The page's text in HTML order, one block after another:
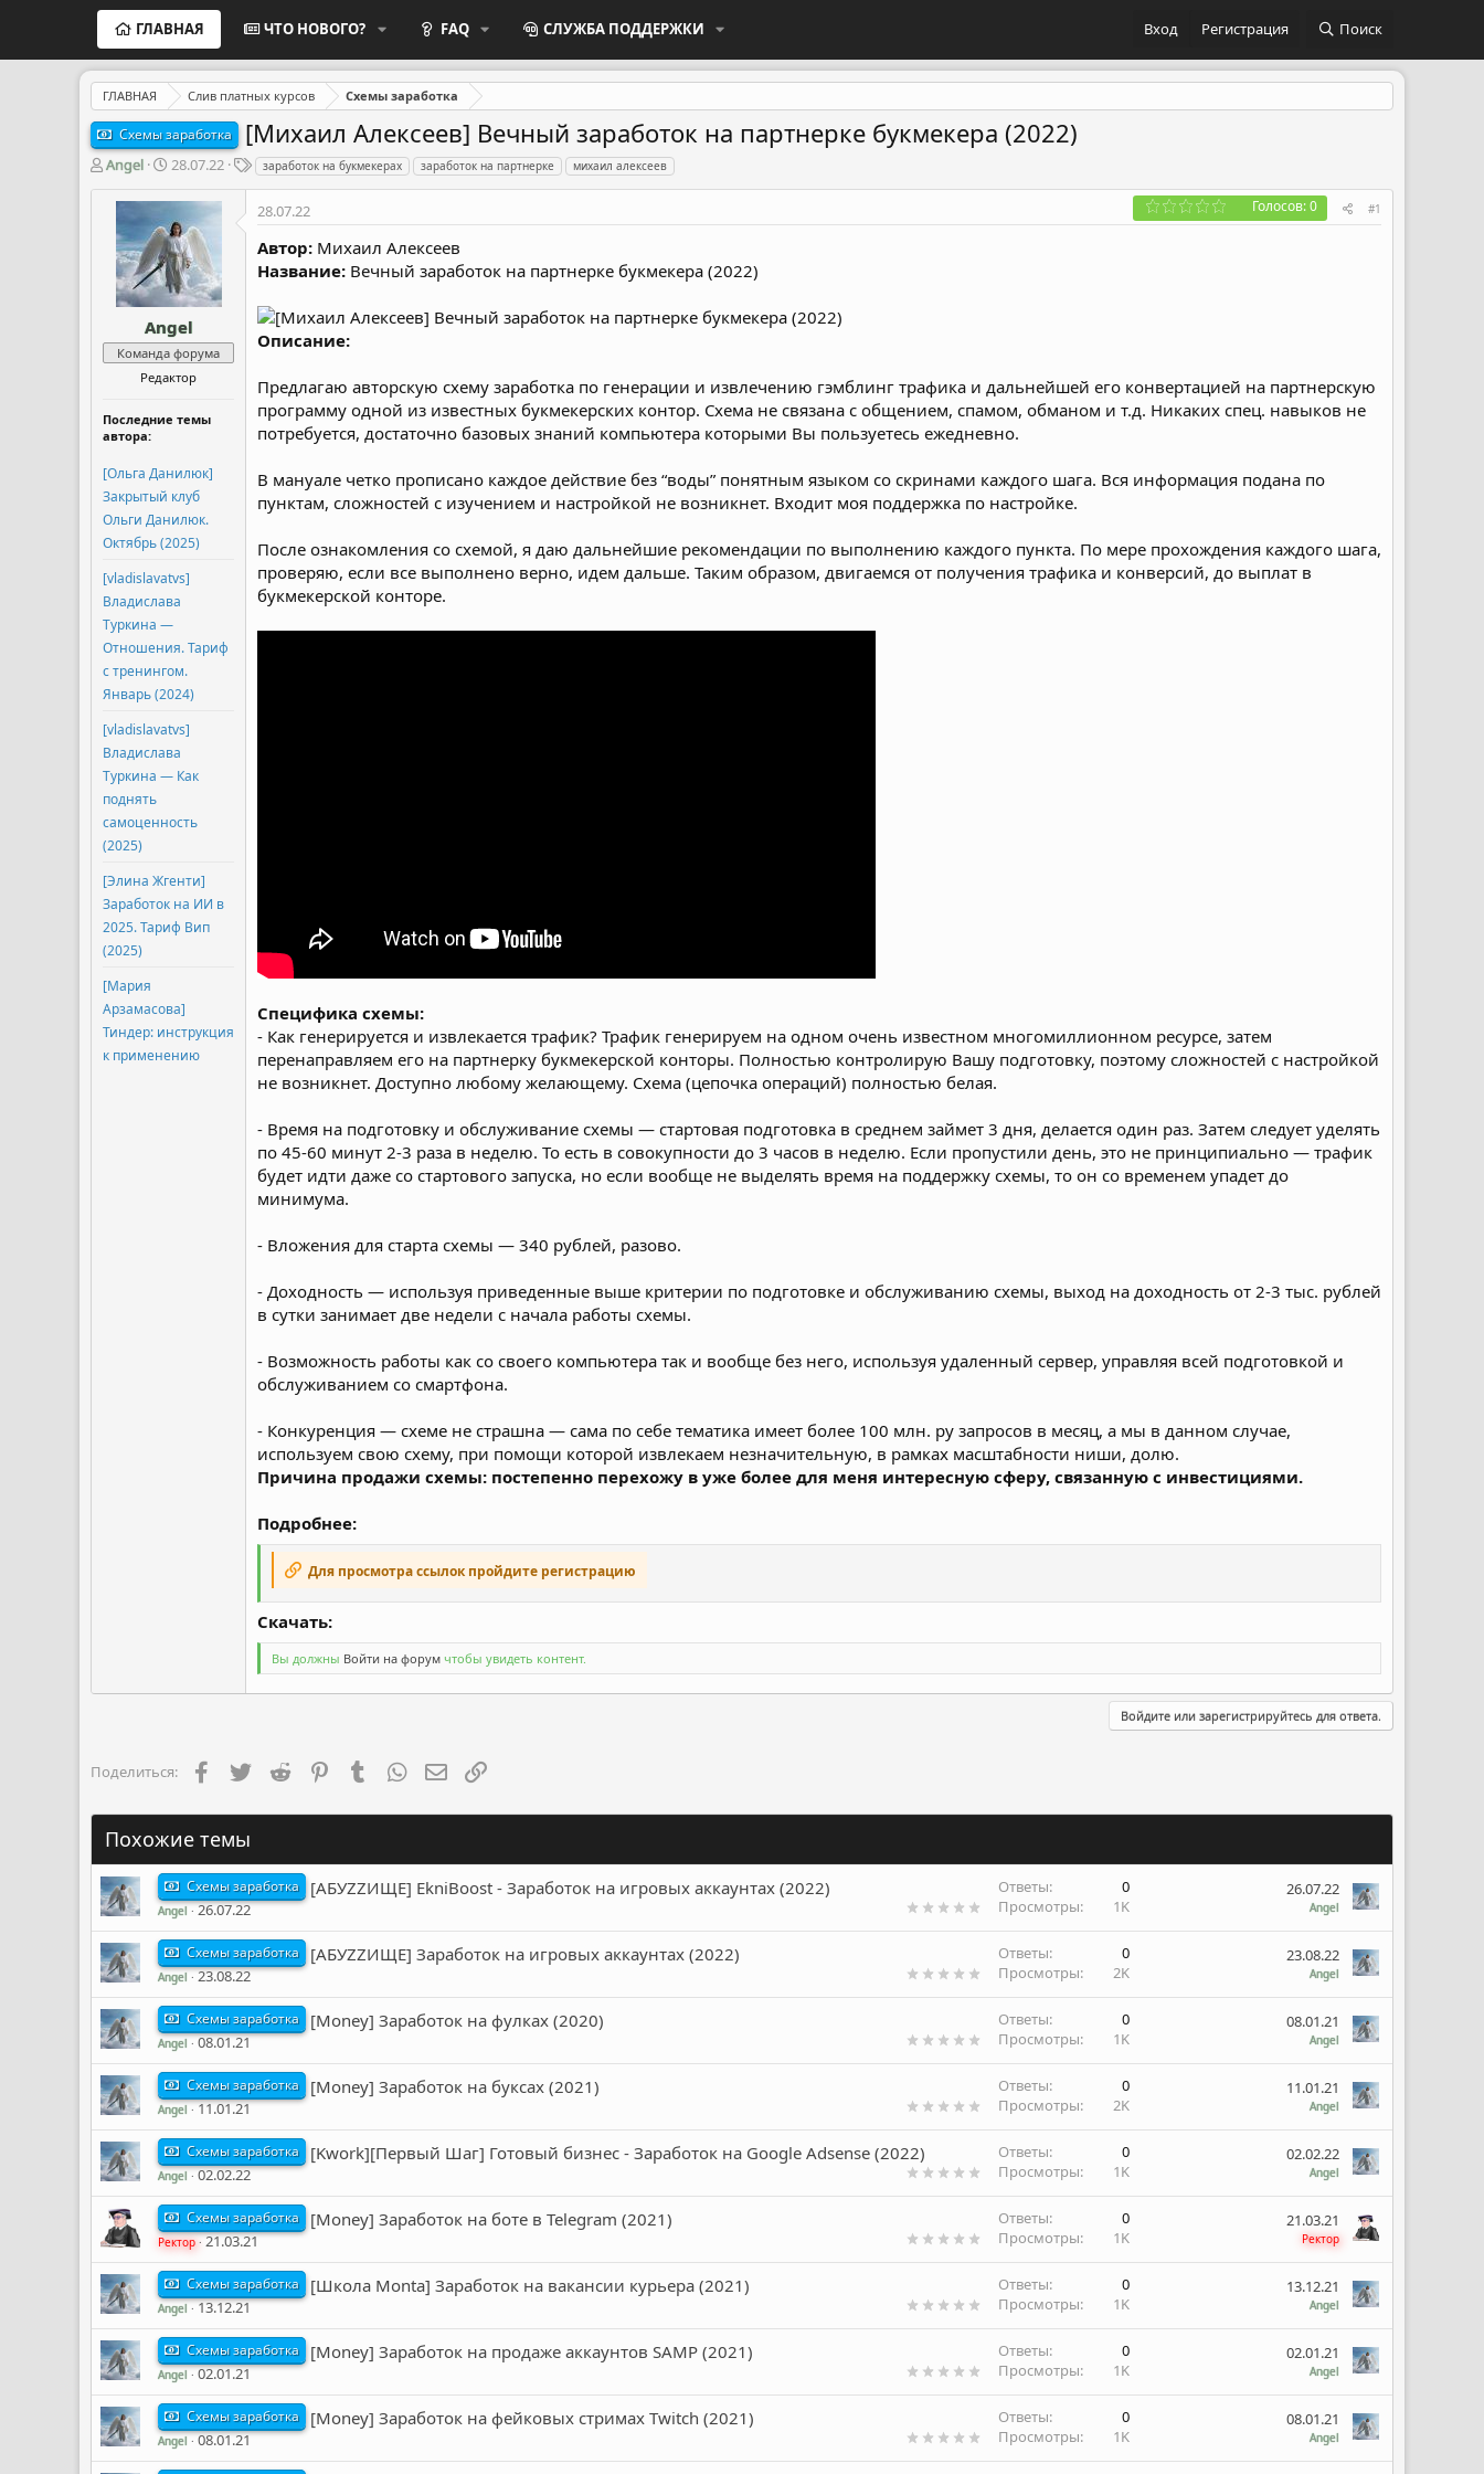
ГЛАВНАЯ ЧТО НОВОГО? FAQ СЛУЖБА ПОДДЕРЖКИ Вход Регистрация Поиск
ГЛАВНАЯ Слив платных курсов Схемы заработка
Схемы заработка [Михаил Алексеев] Вечный заработок на партнерке букмекера (2022)
А
Angel
Д
т
а
н
а
ч
а
л
а
28.07.22
Т
г
и
заработок на букмекерах заработок на партнерке михаил алексеев
Angel
Команда форума
Редактор
Последние темы
автора:
[Ольга Данилюк]
Закрытый клуб
Ольги Данилюк.
Октябрь (2025)
[vladislavatvs]
Владислава
Туркина ―
Отношения. Тариф
с тренингом.
Январь (2024)
[vladislavatvs]
Владислава
Туркина ― Как
поднять
самоценность
(2025)
[Элина Жгенти]
Заработок на ИИ в
2025. Тариф Вип
(2025)
[Мария
Арзамасова]
Тиндер: инструкция
к применению
28.07.22 Голосов: 0 #1
Автор: Михаил Алексеев
Название: Вечный заработок на партнерке букмекера (2022)
Описание:
Предлагаю авторскую схему заработка по генерации и извлечению гэмблинг трафика и дальнейшей его конвертацией на партнерскую
программу одной из известных букмекерских контор. Схема не связана с общением, спамом, обманом и т.д. Никаких спец. навыков не
потребуется, достаточно базовых знаний компьютера которыми Вы пользуетесь ежедневно.
В мануале четко прописано каждое действие без “воды” понятным языком со скринами каждого шага. Вся информация подана по
пунктам, сложностей с изучением и настройкой не возникнет. Входит моя поддержка по настройке.
После ознакомления со схемой, я даю дальнейшие рекомендации по выполнению каждого пункта. По мере прохождения каждого шага,
проверяю, если все выполнено верно, идем дальше. Таким образом, двигаемся от получения трафика и конверсий, до выплат в
букмекерской конторе.
Специфика схемы:
- Как генерируется и извлекается трафик? Трафик генерируем на одном очень известном многомиллионном ресурсе, затем
перенаправляем его на партнерку букмекерской конторы. Полностью контролирую Вашу подготовку, поэтому сложностей с настройкой
не возникнет. Доступно любому желающему. Схема (цепочка операций) полностью белая.
- Время на подготовку и обслуживание схемы — стартовая подготовка в среднем займет 3 дня, делается один раз. Затем следует уделять
по 45-60 минут 2-3 раза в неделю. То есть в совокупности до 3 часов в неделю. Если пропустили день, это не принципиально — трафик
будет идти даже со стартового запуска, но если вообще не выделять время на поддержку схемы, то он со временем упадет до
минимума.
- Вложения для старта схемы — 340 рублей, разово.
- Доходность — используя приведенные выше критерии по подготовке и обслуживанию схемы, выход на доходность от 2-3 тыс. рублей
в сутки занимает две недели с начала работы схемы.
- Возможность работы как со своего компьютера так и вообще без него, используя удаленный сервер, управляя всей подготовкой и
обслуживанием со смартфона.
- Конкуренция — схеме не страшна — сама по себе тематика имеет более 100 млн. ру запросов в месяц, а мы в данном случае,
используем свою схему, при помощи которой извлекаем незначительную, в рамках масштабности ниши, долю.
Причина продажи схемы: постепенно перехожу в уже более для меня интересную сферу, связанную с инвестициями.
Подробнее:
Для просмотра ссылок пройдите регистрацию
Скачать:​
Вы должны Войти на форум чтобы увидеть контент.
Войдите или зарегистрируйтесь для ответа.
Поделиться: FacebookTwitter Reddit PinterestTumblr WhatsAppЭлектронная почта
Похожие темы
Схемы заработка [АБУZZИЩЕ] EkniBoost - Заработок на игровых аккаунтах (2022)
Angel 26.07.22
Ответы
0
Просмотры
1K
26.07.22
Angel
Схемы заработка [АБУZZИЩЕ] Заработок на игровых аккаунтах (2022)
Angel 23.08.22
Ответы
0
Просмотры
2K
23.08.22
Angel
Схемы заработка [Money] Заработок на фулках (2020)
Angel 08.01.21
Ответы
0
Просмотры
1K
08.01.21
Angel
Схемы заработка [Money] Заработок на буксах (2021)
Angel 11.01.21
Ответы
0
Просмотры
2K
11.01.21
Angel
Схемы заработка [Kwork][Первый Шаг] Готовый бизнес - Заработок на Google Adsense (2022)
Angel 02.02.22
Ответы
0
Просмотры
1K
02.02.22
Angel
Схемы заработка [Money] Заработок на боте в Telegram (2021)
Ректор 21.03.21
Ответы
0
Просмотры
1K
21.03.21
Ректор
Схемы заработка [Школа Monta] Заработок на вакансии курьера (2021)
Angel 13.12.21
Ответы
0
Просмотры
1K
13.12.21
Angel
Схемы заработка [Money] Заработок на продаже аккаунтов SAMP (2021)
Angel 02.01.21
Ответы
0
Просмотры
1K
02.01.21
Angel
Схемы заработка [Money] Заработок на фейковых стримах Twitch (2021)
Angel 08.01.21
Ответы
0
Просмотры
1K
08.01.21
Angel